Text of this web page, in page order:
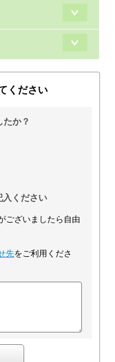
ください
たか？
入ください
ございましたら自由
先をご利用くださ